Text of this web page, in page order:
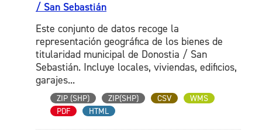
/ San Sebastián
Este conjunto de datos recoge la
representación geográfica de los bienes de
titularidad municipal de Donostia / San
Sebastián. Incluye locales, viviendas, edificios,
garajes...
ZIP (SHP) ZIP(SHP) CSV
WMS
PDF
HTML